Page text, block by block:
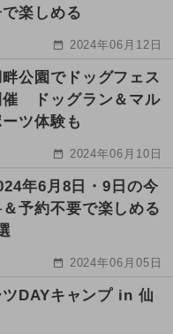
楽しめる
2024年06月12日
公園でドッグフェス
催 ドッグラン＆マル
ツ体験も
2024年06月10日
年6月8日・9日の今
予約不要で楽しめる
2024年06月05日
DAYキャンプ in 仙